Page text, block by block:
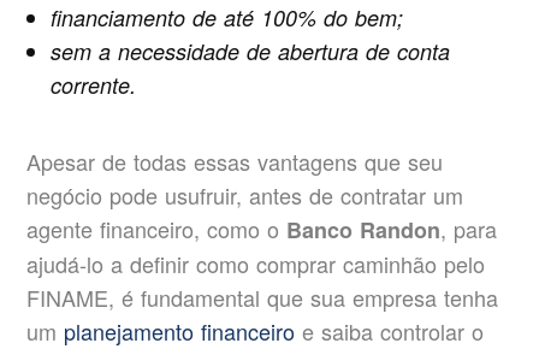
financiamento de até 100% do bem;
sem a necessidade de abertura de conta
corrente.
Apesar de todas essas vantagens que seu
negócio pode usufruir, antes de contratar um
agente financeiro, como o Banco Randon, para
ajudá-lo a definir como comprar caminhão pelo
FINAME, é fundamental que sua empresa tenha
um planejamento financeiro e saiba controlar o